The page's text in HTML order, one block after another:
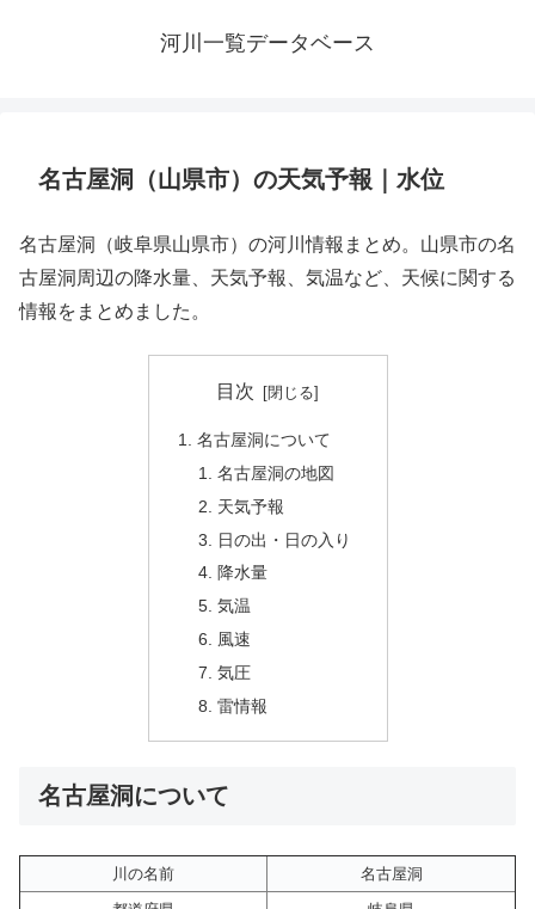
河川一覧データベース
名古屋洞（山県市）の天気予報｜水位
名古屋洞（岐阜県山県市）の河川情報まとめ。山県市の名
古屋洞周辺の降水量、天気予報、気温など、天候に関する
情報をまとめました。
目次
名古屋洞について
名古屋洞の地図
天気予報
日の出・日の入り
降水量
気温
風速
気圧
雷情報
名古屋洞について
川の名前
名古屋洞